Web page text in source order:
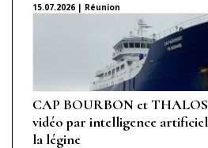
15.07.2026 | Réunion
CAP BOURBON et
vidéo par intelligence
la légine